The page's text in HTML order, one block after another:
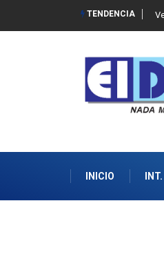
TENDENCIA
INICIO